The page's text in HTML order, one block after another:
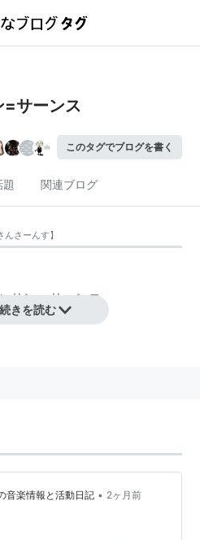
=サーンス
このタグでブログを書く
関連ブログ
んさーんす】
サン＝サーンス
きを読む
音楽情報と活動日記 • 2ヶ月前